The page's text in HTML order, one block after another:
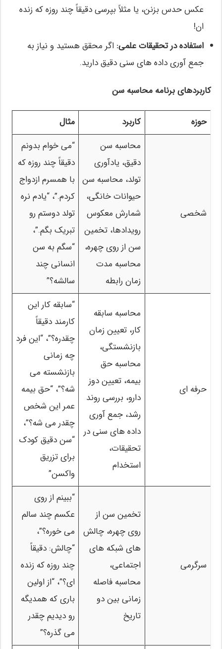
عکس حدس بزنن، یا مثلاً بپرسی دقیقاً چند روزه که زنده
ان!
استفاده در تحقیقات علمی: اگر محقق هستید و نیاز به
جمع آوری داده های سنی دقیق دارید.
کاربردهای برنامه محاسبه سن
حوزه کاربرد مثال
شخصی
محاسبه سن
دقیق، یادآوری
تولد، محاسبه سن
حیوانات خانگی،
شمارش معکوس
رویدادها، تخمین
سن از روی چهره،
محاسبه مدت
زمان رابطه
“می خوام بدونم
دقیقاً چند روزه که
با همسرم ازدواج
کردم.”، “یادم نره
تولد دوستم رو
تبریک بگم.”،
“سگم به سن
انسانی چند
سالشه؟”
حرفه ای
محاسبه سابقه
کار، تعیین زمان
بازنشستگی،
محاسبه حق
بیمه، تعیین دوز
دارو، بررسی روند
رشد، جمع آوری
داده های سنی در
تحقیقات،
استخدام
“سابقه کار این
کارمند دقیقاً
چقدره؟”، “این فرد
چه زمانی
بازنشسته می
شه؟”، “حق بیمه
عمر این شخص
چقدر می شه؟”،
“سن دقیق کودک
برای تزریق
واکسن”
سرگرمی
تخمین سن از
روی چهره، چالش
های شبکه های
اجتماعی،
محاسبه فاصله
زمانی بین دو
تاریخ
“ببینم از روی
عکسم چند سالم
می خوره؟”،
“چالش: دقیقاً
چند روزه که زنده
ای؟”، “از اولین
باری که همدیگه
رو دیدیم چقدر
می گذره؟”